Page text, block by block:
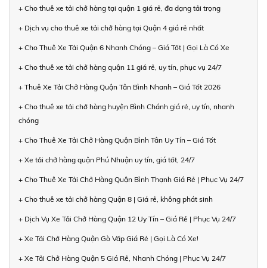
+ Cho thuê xe tải chở hàng tại quận 1 giá rẻ, đa dạng tải trọng
+ Dịch vụ cho thuê xe tải chở hàng tại Quận 4 giá rẻ nhất
+ Cho Thuê Xe Tải Quận 6 Nhanh Chóng – Giá Tốt | Gọi Là Có Xe
+ Cho thuê xe tải chở hàng quận 11 giá rẻ, uy tín, phục vụ 24/7
+ Thuê Xe Tải Chở Hàng Quận Tân Bình Nhanh – Giá Tốt 2026
+ Cho thuê xe tải chở hàng huyện Bình Chánh giá rẻ, uy tín, nhanh
chóng
+ Cho Thuê Xe Tải Chở Hàng Quận Bình Tân Uy Tín – Giá Tốt
+ Xe tải chở hàng quận Phú Nhuận uy tín, giá tốt, 24/7
+ Cho Thuê Xe Tải Chở Hàng Quận Bình Thạnh Giá Rẻ | Phục Vụ 24/7
+ Cho thuê xe tải chở hàng Quận 8 | Giá rẻ, không phát sinh
+ Dịch Vụ Xe Tải Chở Hàng Quận 12 Uy Tín – Giá Rẻ | Phục Vụ 24/7
+ Xe Tải Chở Hàng Quận Gò Vấp Giá Rẻ | Gọi Là Có Xe!
+ Xe Tải Chở Hàng Quận 5 Giá Rẻ, Nhanh Chóng | Phục Vụ 24/7